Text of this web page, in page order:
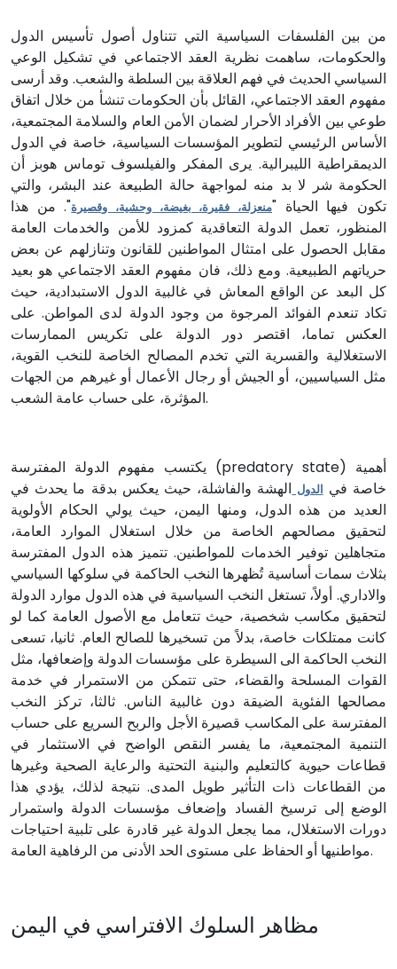
من بين الفلسفات السياسية التي تتناول أصول تأسيس الدول
والحكومات، ساهمت نظرية العقد الاجتماعي في تشكيل الوعي
السياسي الحديث في فهم العلاقة بين السلطة والشعب. وقد أرسى
مفهوم العقد الاجتماعي، القائل بأن الحكومات تنشأ من خلال اتفاق
طوعي بين الأفراد الأحرار لضمان الأمن العام والسلامة المجتمعية،
الأساس الرئيسي لتطوير المؤسسات السياسية، خاصة في الدول
الديمقراطية الليبرالية. يرى المفكر والفيلسوف توماس هوبز أن
الحكومة شر لا بد منه لمواجهة حالة الطبيعة عند البشر، والتي
تكون فيها الحياة "منعزلة، فقيرة، بغيضة، وحشية، وقصيرة". من هذا
المنظور، تعمل الدولة التعاقدية كمزود للأمن والخدمات العامة
مقابل الحصول على امتثال المواطنين للقانون وتنازلهم عن بعض
حرياتهم الطبيعية. ومع ذلك، فان مفهوم العقد الاجتماعي هو بعيد
كل البعد عن الواقع المعاش في غالبية الدول الاستبدادية، حيث
تكاد تنعدم الفوائد المرجوة من وجود الدولة لدى المواطن. على
العكس تماما، اقتصر دور الدولة على تكريس الممارسات
الاستغلالية والقسرية التي تخدم المصالح الخاصة للنخب القوية،
مثل السياسيين، أو الجيش أو رجال الأعمال أو غيرهم من الجهات
المؤثرة، على حساب عامة الشعب.
يكتسب مفهوم الدولة المفترسة (predatory state) أهمية
خاصة في الدول الهشة والفاشلة، حيث يعكس بدقة ما يحدث في
العديد من هذه الدول، ومنها اليمن، حيث يولي الحكام الأولوية
لتحقيق مصالحهم الخاصة من خلال استغلال الموارد العامة،
متجاهلين توفير الخدمات للمواطنين. تتميز هذه الدول المفترسة
بثلاث سمات أساسية تُظهرها النخب الحاكمة في سلوكها السياسي
والاداري. أولاً، تستغل النخب السياسية في هذه الدول موارد الدولة
لتحقيق مكاسب شخصية، حيث تتعامل مع الأصول العامة كما لو
كانت ممتلكات خاصة، بدلاً من تسخيرها للصالح العام. ثانيا، تسعى
النخب الحاكمة الى السيطرة على مؤسسات الدولة وإضعافها، مثل
القوات المسلحة والقضاء، حتى تتمكن من الاستمرار في خدمة
مصالحها الفئوية الضيقة دون غالبية الناس. ثالثا، تركز النخب
المفترسة على المكاسب قصيرة الأجل والربح السريع على حساب
التنمية المجتمعية، ما يفسر النقص الواضح في الاستثمار في
قطاعات حيوية كالتعليم والبنية التحتية والرعاية الصحية وغيرها
من القطاعات ذات التأثير طويل المدى. نتيجة لذلك، يؤدي هذا
الوضع إلى ترسيخ الفساد وإضعاف مؤسسات الدولة واستمرار
دورات الاستغلال، مما يجعل الدولة غير قادرة على تلبية احتياجات
مواطنيها أو الحفاظ على مستوى الحد الأدنى من الرفاهية العامة.
مظاهر السلوك الافتراسي في اليمن